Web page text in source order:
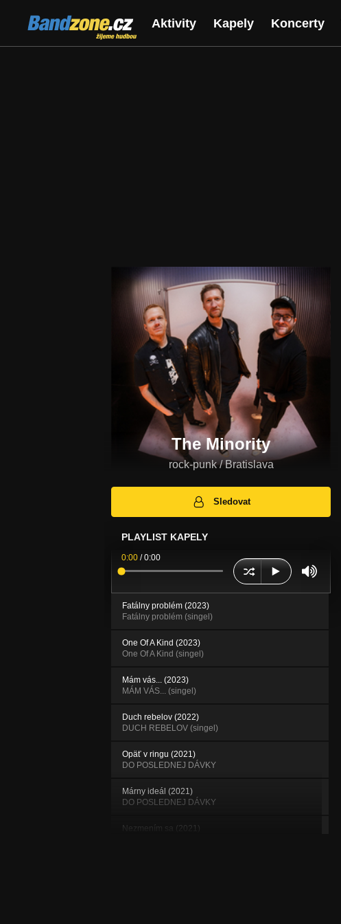
Bandzone.cz
žijeme hudbou
Aktivity Kapely Koncerty
The Minority
rock-punk / Bratislava
Sledovat
PLAYLIST KAPELY
0:00 /0:00
Fatálny problém (2023)
Fatálny problém (singel)
One Of A Kind (2023)
One Of A Kind (singel)
Mám vás... (2023)
MÁM VÁS... (singel)
Duch rebelov (2022)
DUCH REBELOV (singel)
Opäť v ringu (2021)
DO POSLEDNEJ DÁVKY
Márny ideál (2021)
DO POSLEDNEJ DÁVKY
Nezmením sa (2021)